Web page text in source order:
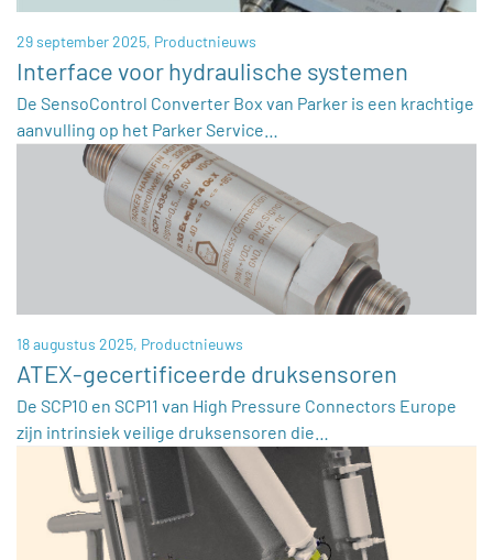
29 september 2025, Productnieuws
Interface voor hydraulische systemen
De SensoControl Converter Box van Parker is een krachtige
aanvulling op het Parker Service…
18 augustus 2025, Productnieuws
ATEX-gecertificeerde druksensoren
De SCP10 en SCP11 van High Pressure Connectors Europe
zijn intrinsiek veilige druksensoren die…